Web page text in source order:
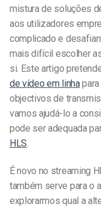
mistura de soluções
aos utilizadores
complicado e
mais difícil escolher
si. Este artigo
de vídeo em linhapara
objectivos de
vamos ajudá-lo a
pode ser adequada
HLS
É novo no streaming
também serve para o
explorarmos qual a